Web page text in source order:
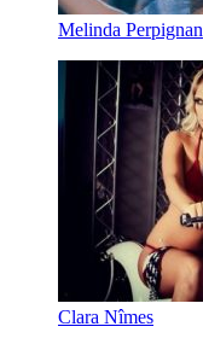
Melinda Perpignan
Clara Nîmes